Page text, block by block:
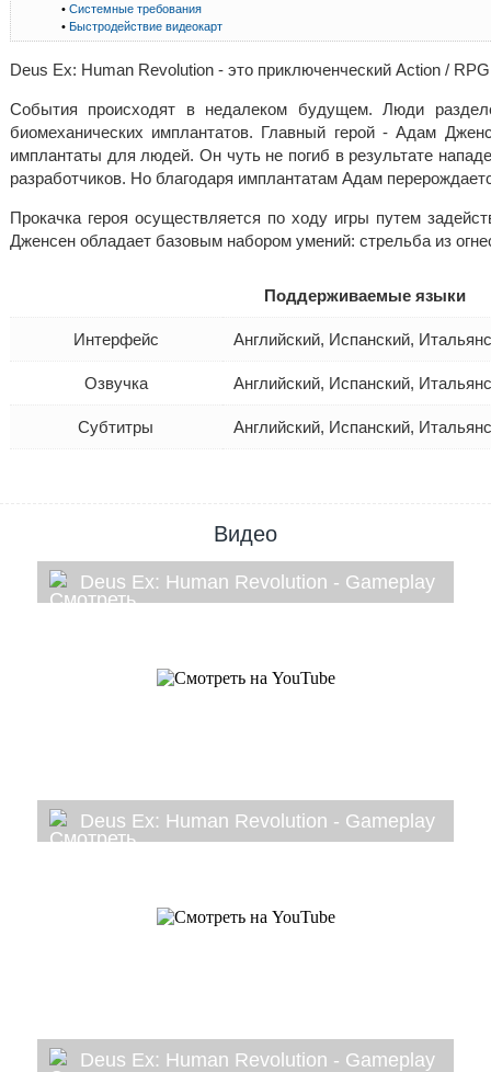
• Системные требования
• Быстродействие видеокарт
Deus Ex: Human Revolution - это приключенческий Action /
События происходят в недалеком будущем. Люди
биомеханических имплантатов. Главный герой - Адам
имплантаты для людей. Он чуть не погиб в результате
разработчиков. Но благодаря имплантатам Адам
Прокачка героя осуществляется по ходу игры путем
Дженсен обладает базовым набором умений: стрельба из
Поддерживаемые языки
Интерфейс Английский, Испанский,
Озвучка Английский, Испанский,
Субтитры Английский, Испанский,
Видео
Deus Ex: Human Revolution - Gameplay
Deus Ex: Human Revolution - Gameplay
Deus Ex: Human Revolution - Gameplay